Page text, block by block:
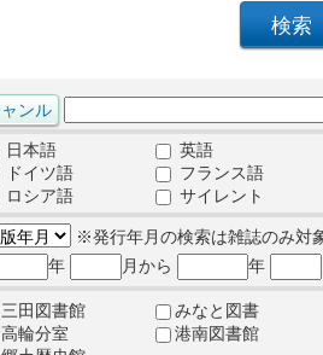
日本語
英語
ドイツ語
フランス語
ロシア語
サイレント
※発行年月の検索は雑誌のみ対
年
月から 年
三田図書館
みなと図書
高輪分室
港南図書館